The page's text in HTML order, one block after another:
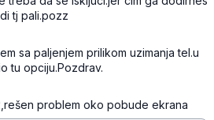
tj pali.pozz
sa paljenjem prilikom uzimanja tel.u
tu opciju.Pozdrav.
problem oko pobude ekrana